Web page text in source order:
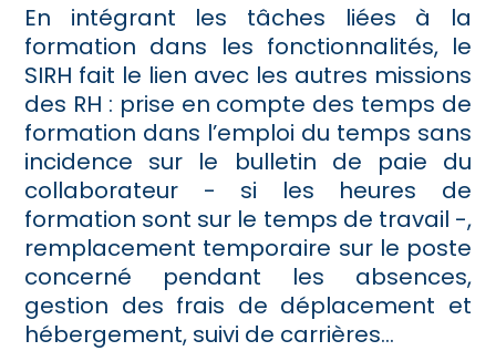
En intégrant les tâches liées à la
formation dans les fonctionnalités, le
SIRH fait le lien avec les autres missions
des RH : prise en compte des temps de
formation dans l’emploi du temps sans
incidence sur le bulletin de paie du
collaborateur - si les heures de
formation sont sur le temps de travail -,
remplacement temporaire sur le poste
concerné pendant les absences,
gestion des frais de déplacement et
hébergement, suivi de carrières…